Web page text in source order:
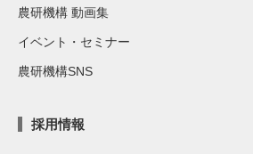
農研機構 動画集
イベント・セミナー
農研機構SNS
採用情報